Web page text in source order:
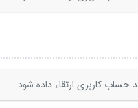
کاربری ارتقاء داده شود.